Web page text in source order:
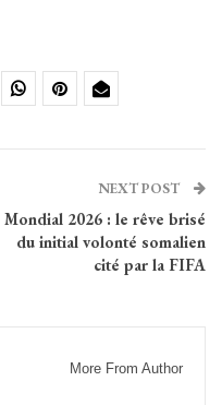
NEXT POST
Mondial 2026 : le rêve brisé
du initial volonté somalien
cité par la FIFA
More From Author